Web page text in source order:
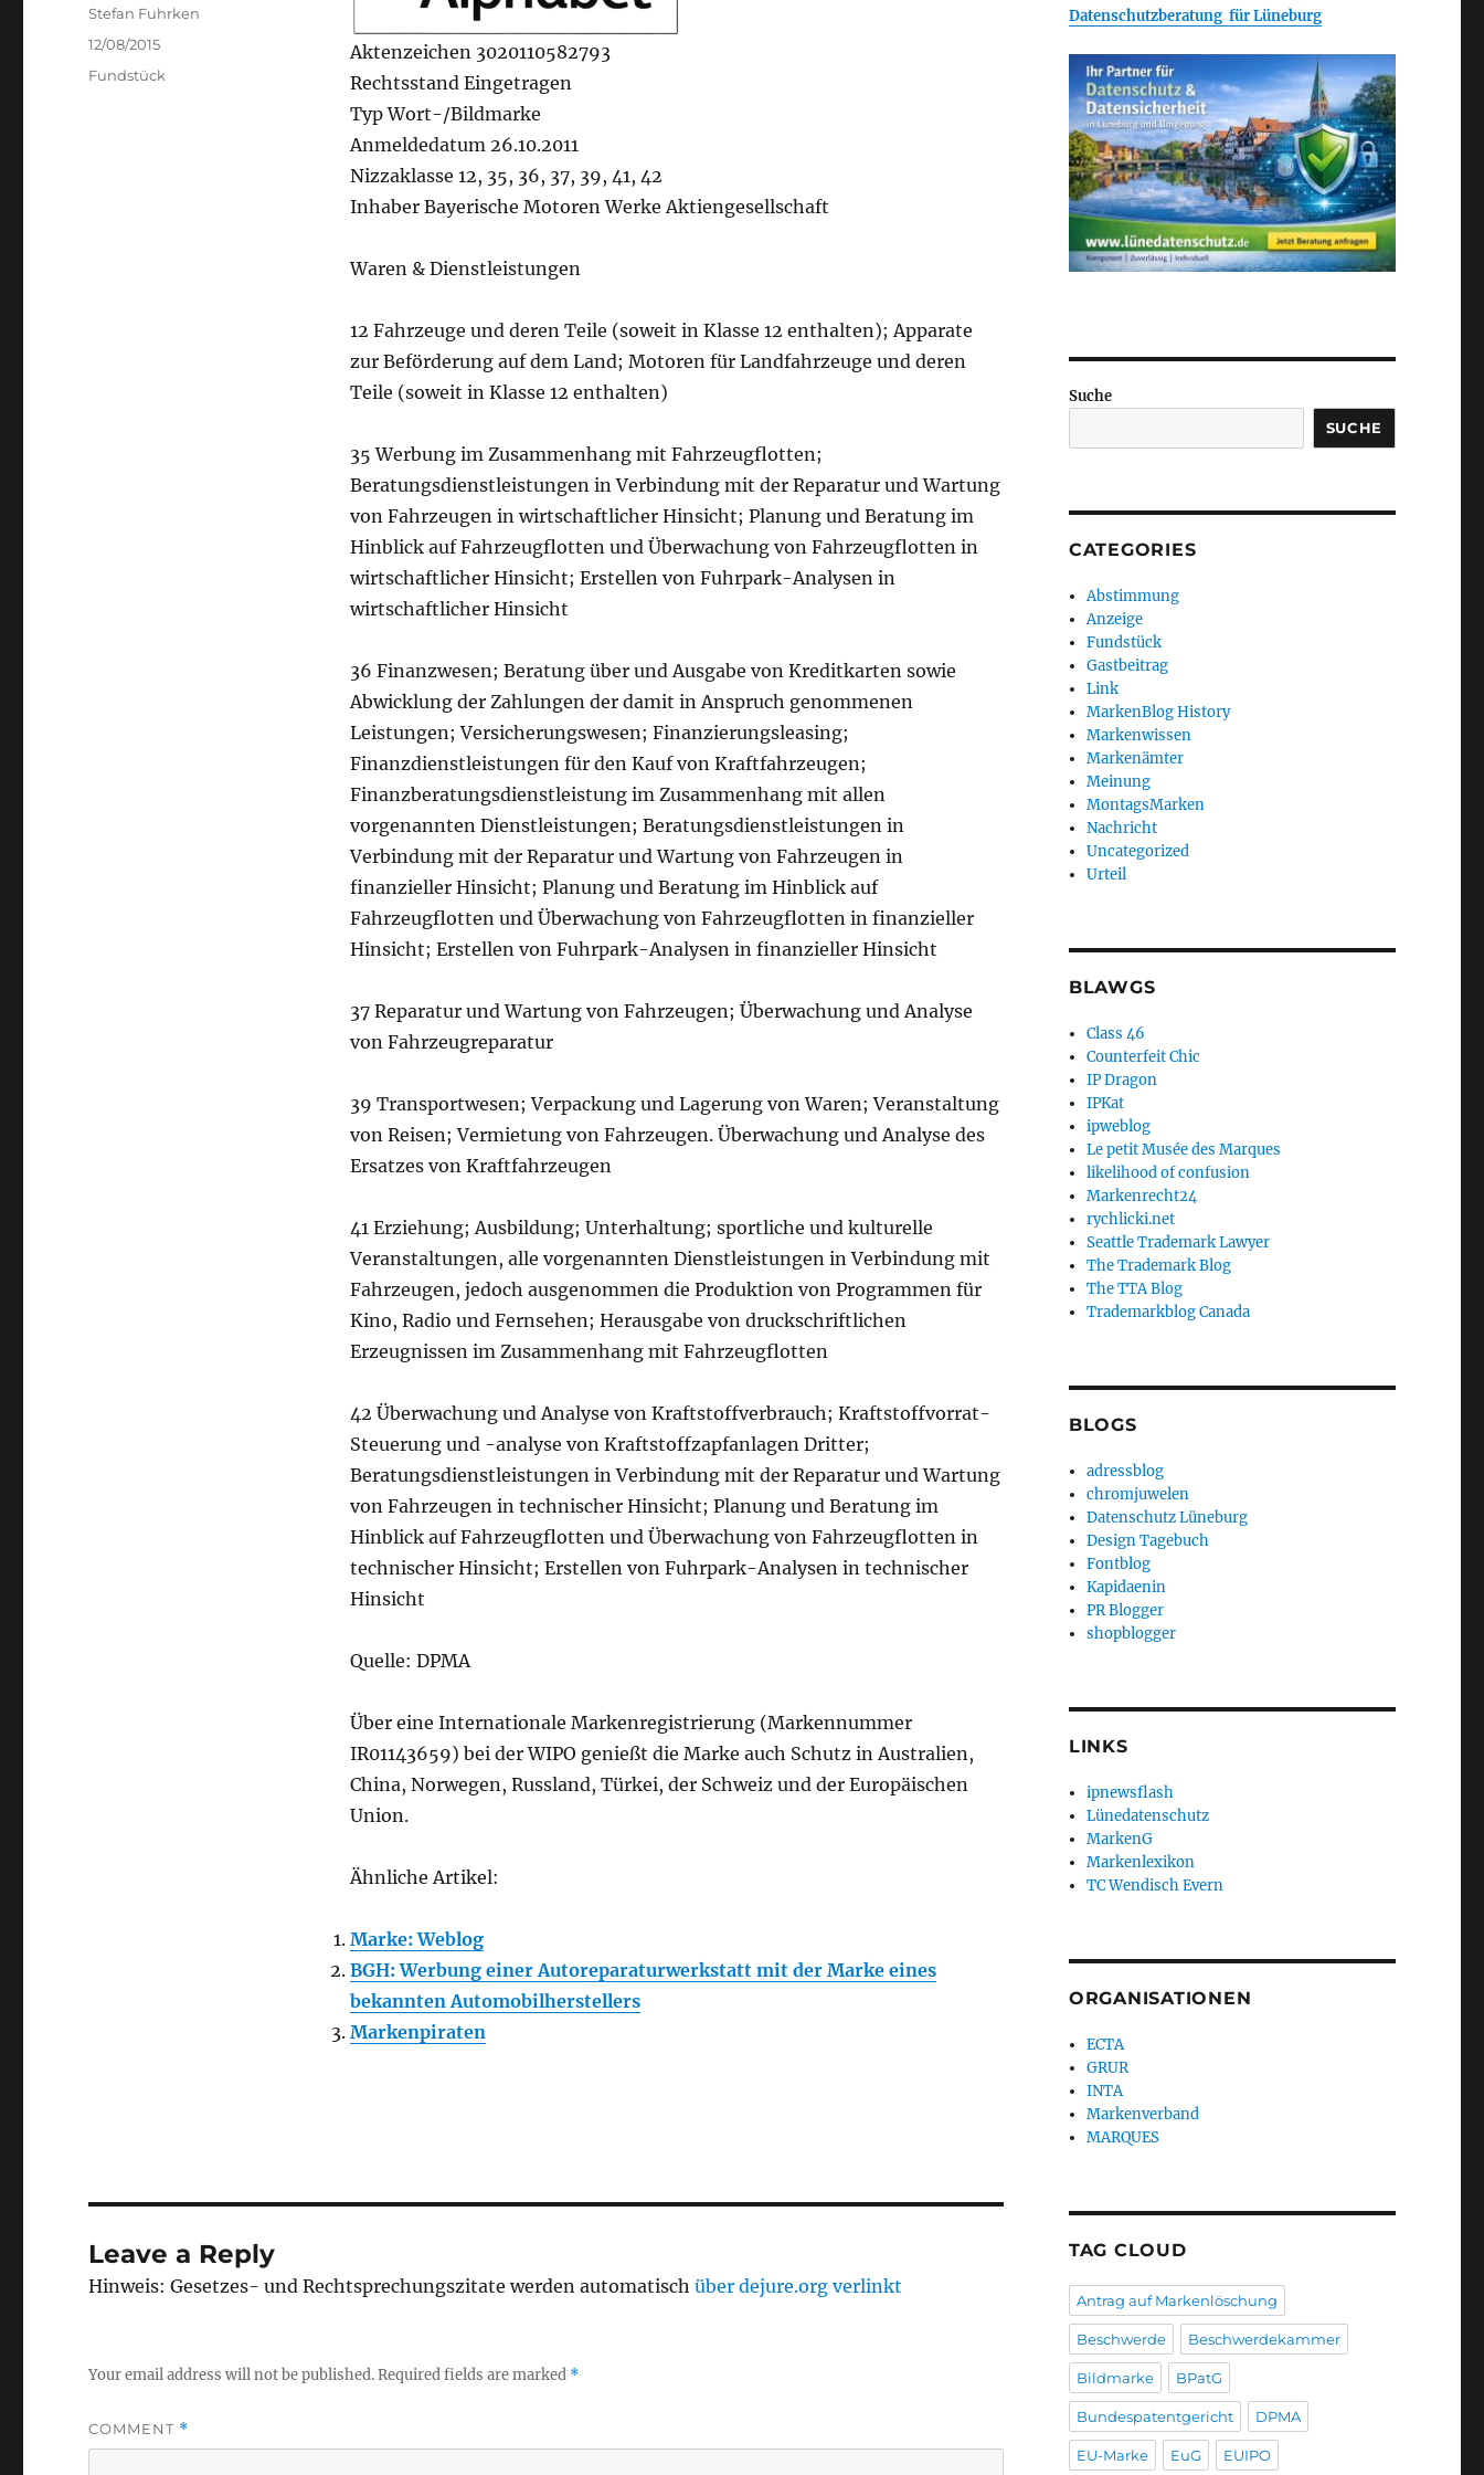
Aktenzeichen 3020110582793
Rechtsstand Eingetragen
Typ Wort-/Bildmarke
Anmeldedatum 26.10.2011
Nizzaklasse 12, 35, 36, 37, 39, 41, 42
Inhaber Bayerische Motoren Werke Aktiengesellschaft
Waren & Dienstleistungen
12 Fahrzeuge und deren Teile (soweit in Klasse 12 enthalten); Apparate
zur Beförderung auf dem Land; Motoren für Landfahrzeuge und deren
Teile (soweit in Klasse 12 enthalten)
35 Werbung im Zusammenhang mit Fahrzeugflotten;
Beratungsdienstleistungen in Verbindung mit der Reparatur und Wartung
von Fahrzeugen in wirtschaftlicher Hinsicht; Planung und Beratung im
Hinblick auf Fahrzeugflotten und Überwachung von Fahrzeugflotten in
wirtschaftlicher Hinsicht; Erstellen von Fuhrpark-Analysen in
wirtschaftlicher Hinsicht
36 Finanzwesen; Beratung über und Ausgabe von Kreditkarten sowie
Abwicklung der Zahlungen der damit in Anspruch genommenen
Leistungen; Versicherungswesen; Finanzierungsleasing;
Finanzdienstleistungen für den Kauf von Kraftfahrzeugen;
Finanzberatungsdienstleistung im Zusammenhang mit allen
vorgenannten Dienstleistungen; Beratungsdienstleistungen in
Verbindung mit der Reparatur und Wartung von Fahrzeugen in
finanzieller Hinsicht; Planung und Beratung im Hinblick auf
Fahrzeugflotten und Überwachung von Fahrzeugflotten in finanzieller
Hinsicht; Erstellen von Fuhrpark-Analysen in finanzieller Hinsicht
37 Reparatur und Wartung von Fahrzeugen; Überwachung und Analyse
von Fahrzeugreparatur
39 Transportwesen; Verpackung und Lagerung von Waren; Veranstaltung
von Reisen; Vermietung von Fahrzeugen. Überwachung und Analyse des
Ersatzes von Kraftfahrzeugen
41 Erziehung; Ausbildung; Unterhaltung; sportliche und kulturelle
Veranstaltungen, alle vorgenannten Dienstleistungen in Verbindung mit
Fahrzeugen, jedoch ausgenommen die Produktion von Programmen für
Kino, Radio und Fernsehen; Herausgabe von druckschriftlichen
Erzeugnissen im Zusammenhang mit Fahrzeugflotten
42 Überwachung und Analyse von Kraftstoffverbrauch; Kraftstoffvorrat-
Steuerung und -analyse von Kraftstoffzapfanlagen Dritter;
Beratungsdienstleistungen in Verbindung mit der Reparatur und Wartung
von Fahrzeugen in technischer Hinsicht; Planung und Beratung im
Hinblick auf Fahrzeugflotten und Überwachung von Fahrzeugflotten in
technischer Hinsicht; Erstellen von Fuhrpark-Analysen in technischer
Hinsicht
Quelle: DPMA
Über eine Internationale Markenregistrierung (Markennummer
IR01143659) bei der WIPO genießt die Marke auch Schutz in Australien,
China, Norwegen, Russland, Türkei, der Schweiz und der Europäischen
Union.
Ähnliche Artikel:
Marke: Weblog
BGH: Werbung einer Autoreparaturwerkstatt mit der Marke eines
bekannten Automobilherstellers
Markenpiraten
Author
Stefan Fuhrken
Posted
12/08/2015
Categories
Fundstück
Leave a Reply
Hinweis: Gesetzes- und Rechtsprechungszitate werden automatischüber dejure.org verlinkt
Your email address will not be published.Required fields are marked *
COMMENT *
Datenschutzberatung für Lüneburg
Suche
SUCHE
CATEGORIES
Abstimmung
Anzeige
Fundstück
Gastbeitrag
Link
MarkenBlog History
Markenwissen
Markenämter
Meinung
MontagsMarken
Nachricht
Uncategorized
Urteil
BLAWGS
Class 46
Counterfeit Chic
IP Dragon
IPKat
ipweblog
Le petit Musée des Marques
likelihood of confusion
Markenrecht24
rychlicki.net
Seattle Trademark Lawyer
The Trademark Blog
The TTA Blog
Trademarkblog Canada
BLOGS
adressblog
chromjuwelen
Datenschutz Lüneburg
Design Tagebuch
Fontblog
Kapidaenin
PR Blogger
shopblogger
LINKS
ipnewsflash
Lünedatenschutz
MarkenG
Markenlexikon
TC Wendisch Evern
ORGANISATIONEN
ECTA
GRUR
INTA
Markenverband
MARQUES
TAG CLOUD
Antrag auf Markenlöschung
Beschwerde Beschwerdekammer
Bildmarke BPatG
Bundespatentgericht DPMA
EU-Marke EuG EUIPO